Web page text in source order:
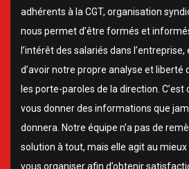
adhérents à la CGT, organisation
nous permet d’être formés et
l’intérêt des salariés dans
d’avoir notre propre analyse et liberté
les porte-paroles de la direction.
vous donner des informations que
donnera. Notre équipe n’a pas de
solution à tout, mais elle agit au
vous organiser afin d’obtenir